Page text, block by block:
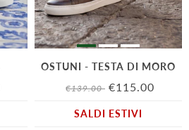
OSTUNI - TESTA DI MORO
€139.00 €115.00
SALDI ESTIVI